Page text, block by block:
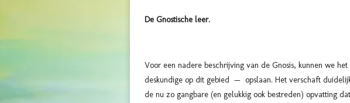
De Gnostische leer.
Voor een nadere beschrijving van de Gnosis, kunnen we
deskundige op dit gebied — opslaan. Het verschaft
de nu zo gangbare (en gelukkig ook bestreden) opvatting